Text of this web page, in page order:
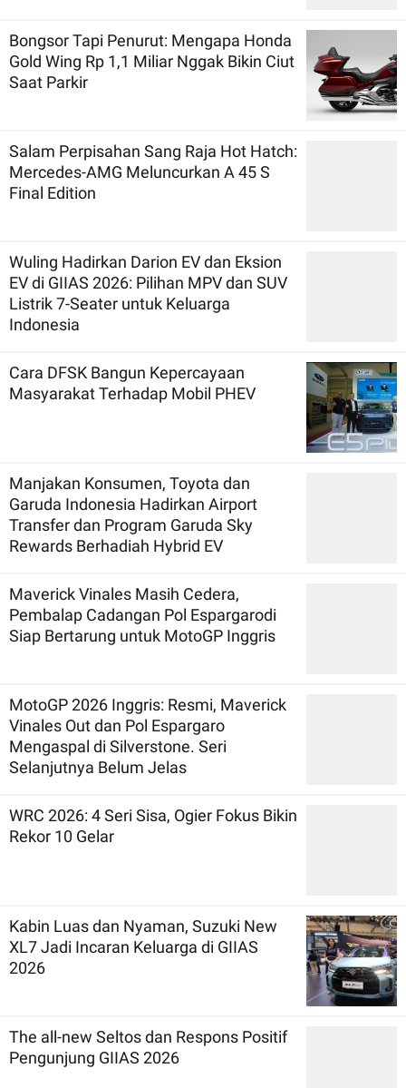
Bongsor Tapi Penurut: Mengapa Honda
Gold Wing Rp 1,1 Miliar Nggak Bikin Ciut
Saat Parkir
Salam Perpisahan Sang Raja Hot Hatch:
Mercedes-AMG Meluncurkan A 45 S
Final Edition
Wuling Hadirkan Darion EV dan Eksion
EV di GIIAS 2026: Pilihan MPV dan SUV
Listrik 7-Seater untuk Keluarga
Indonesia
Cara DFSK Bangun Kepercayaan
Masyarakat Terhadap Mobil PHEV
Manjakan Konsumen, Toyota dan
Garuda Indonesia Hadirkan Airport
Transfer dan Program Garuda Sky
Rewards Berhadiah Hybrid EV
Maverick Vinales Masih Cedera,
Pembalap Cadangan Pol Espargarodi
Siap Bertarung untuk MotoGP Inggris
MotoGP 2026 Inggris: Resmi, Maverick
Vinales Out dan Pol Espargaro
Mengaspal di Silverstone. Seri
Selanjutnya Belum Jelas
WRC 2026: 4 Seri Sisa, Ogier Fokus Bikin
Rekor 10 Gelar
Kabin Luas dan Nyaman, Suzuki New
XL7 Jadi Incaran Keluarga di GIIAS
2026
The all-new Seltos dan Respons Positif
Pengunjung GIIAS 2026